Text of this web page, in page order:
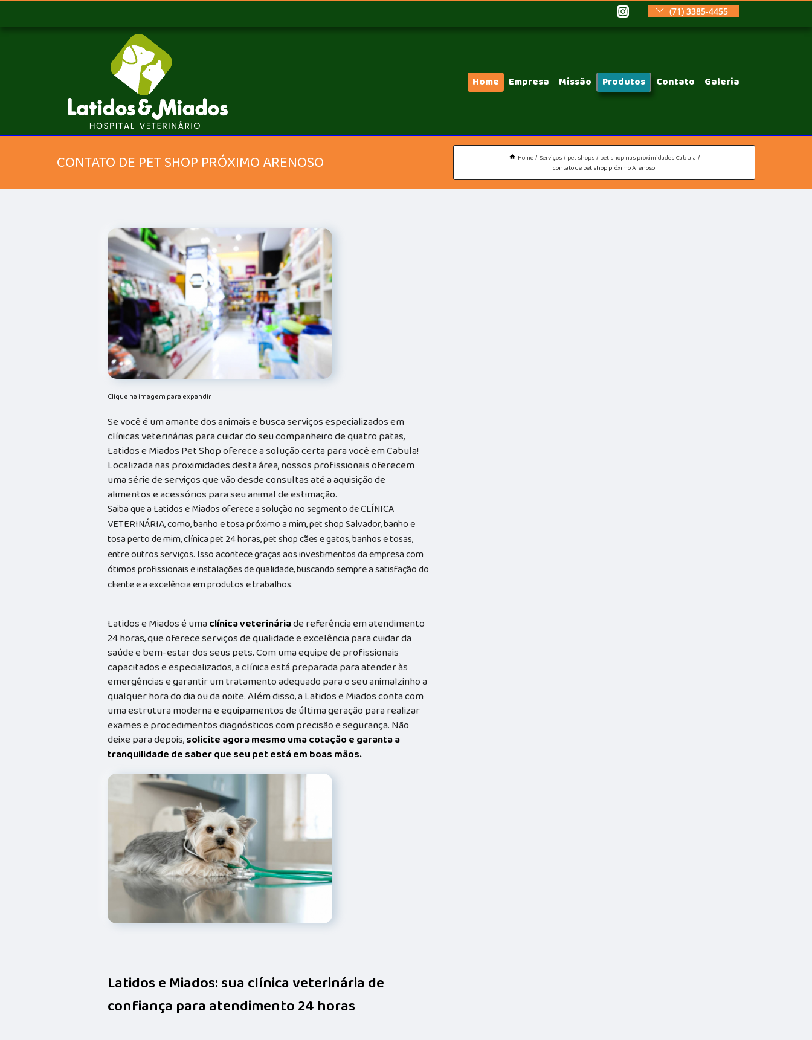
(71) 3385-4455
Home Empresa Missão Produtos Contato Galeria
CONTATO DE PET SHOP PRÓXIMO ARENOSO Home Serviços pet shops pet shop nas proximidades Cabula
contato de pet shop próximo Arenoso
Clique na imagem para expandir
Se você é um amante dos animais e busca serviços especializados em
clínicas veterinárias para cuidar do seu companheiro de quatro patas,
Latidos e Miados Pet Shop oferece a solução certa para você em Cabula!
Localizada nas proximidades desta área, nossos profissionais oferecem
uma série de serviços que vão desde consultas até a aquisição de
alimentos e acessórios para seu animal de estimação.
Saiba que a Latidos e Miados oferece a solução no segmento de CLÍNICA
VETERINÁRIA, como, banho e tosa próximo a mim, pet shop Salvador, banho e
tosa perto de mim, clínica pet 24 horas, pet shop cães e gatos, banhos e tosas,
entre outros serviços. Isso acontece graças aos investimentos da empresa com
ótimos profissionais e instalações de qualidade, buscando sempre a satisfação do
cliente e a excelência em produtos e trabalhos.
Latidos e Miados é umaclínica veterináriade referência em atendimento
24 horas, que oferece serviços de qualidade e excelência para cuidar da
saúde e bem-estar dos seus pets. Com uma equipe de profissionais
capacitados e especializados, a clínica está preparada para atender às
emergências e garantir um tratamento adequado para o seu animalzinho a
qualquer hora do dia ou da noite. Além disso, a Latidos e Miados conta com
uma estrutura moderna e equipamentos de última geração para realizar
exames e procedimentos diagnósticos com precisão e segurança. Não
deixe para depois,solicite agora mesmo uma cotação e garanta a
tranquilidade de saber que seu pet está em boas mãos.
Latidos e Miados: sua clínica veterinária de
confiança para atendimento 24 horas